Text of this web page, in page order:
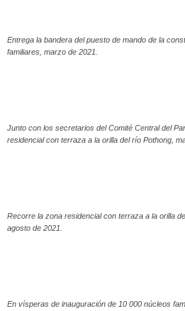
Entrega la bandera del puesto de mando de la
familiares, marzo de 2021.
Junto con los secretarios del Comité Central del
residencial con terraza a la orilla del río Pothong,
Recorre la zona residencial con terraza a la orilla
agosto de 2021.
En vísperas de inauguración de 10 000 núcleos